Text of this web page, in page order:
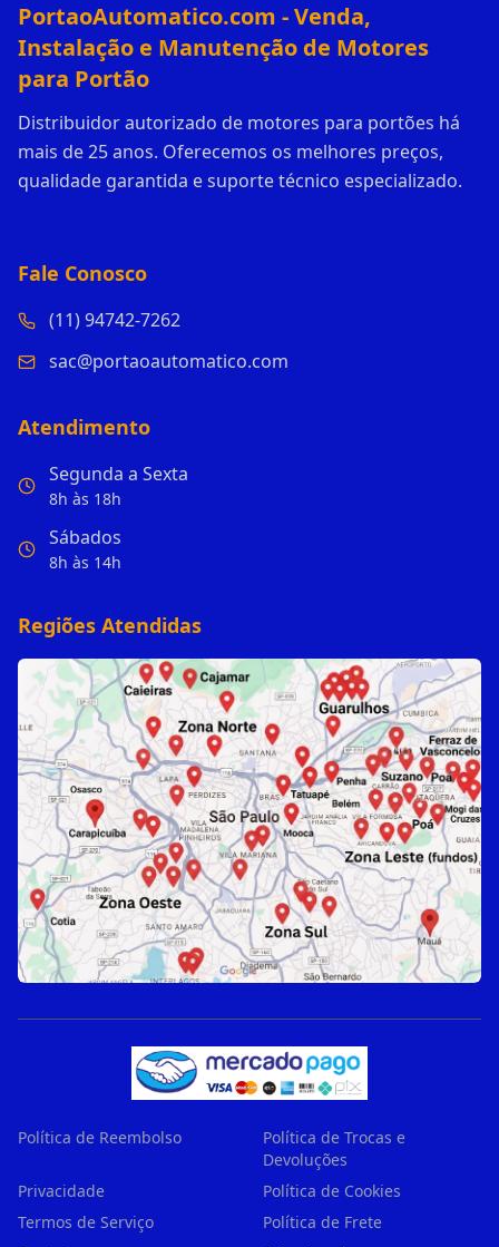
PortaoAutomatico.com - Venda,
Instalação e Manutenção de Motores
para Portão
Distribuidor autorizado de motores para portões há
mais de 25 anos. Oferecemos os melhores preços,
qualidade garantida e suporte técnico especializado.
Fale Conosco
(11) 94742-7262
sac@portaoautomatico.com
Atendimento
Segunda a Sexta
8h às 18h
Sábados
8h às 14h
Regiões Atendidas
Política de Reembolso
Política de Trocas e
Devoluções
Privacidade
Política de Cookies
Termos de Serviço
Política de Frete